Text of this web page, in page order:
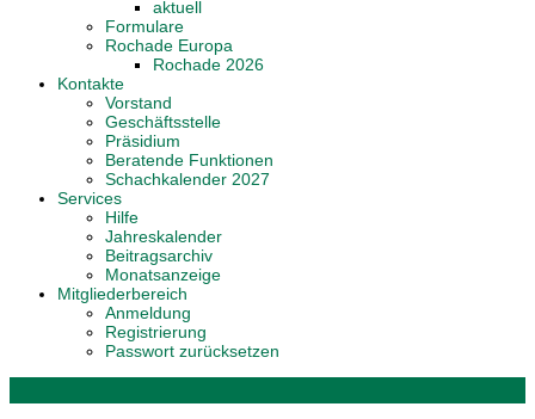
aktuell
Formulare
Rochade Europa
Rochade 2026
Kontakte
Vorstand
Geschäftsstelle
Präsidium
Beratende Funktionen
Schachkalender 2027
Services
Hilfe
Jahreskalender
Beitragsarchiv
Monatsanzeige
Mitgliederbereich
Anmeldung
Registrierung
Passwort zurücksetzen